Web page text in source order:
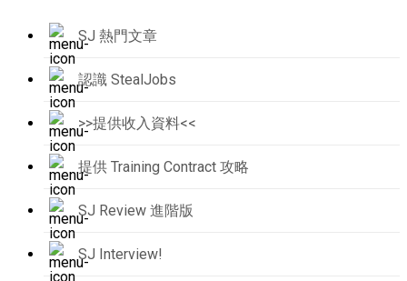
SJ 熱門文章
認識 StealJobs
>>提供收入資料<<
提供 Training Contract 攻略
SJ Review 進階版
SJ Interview!